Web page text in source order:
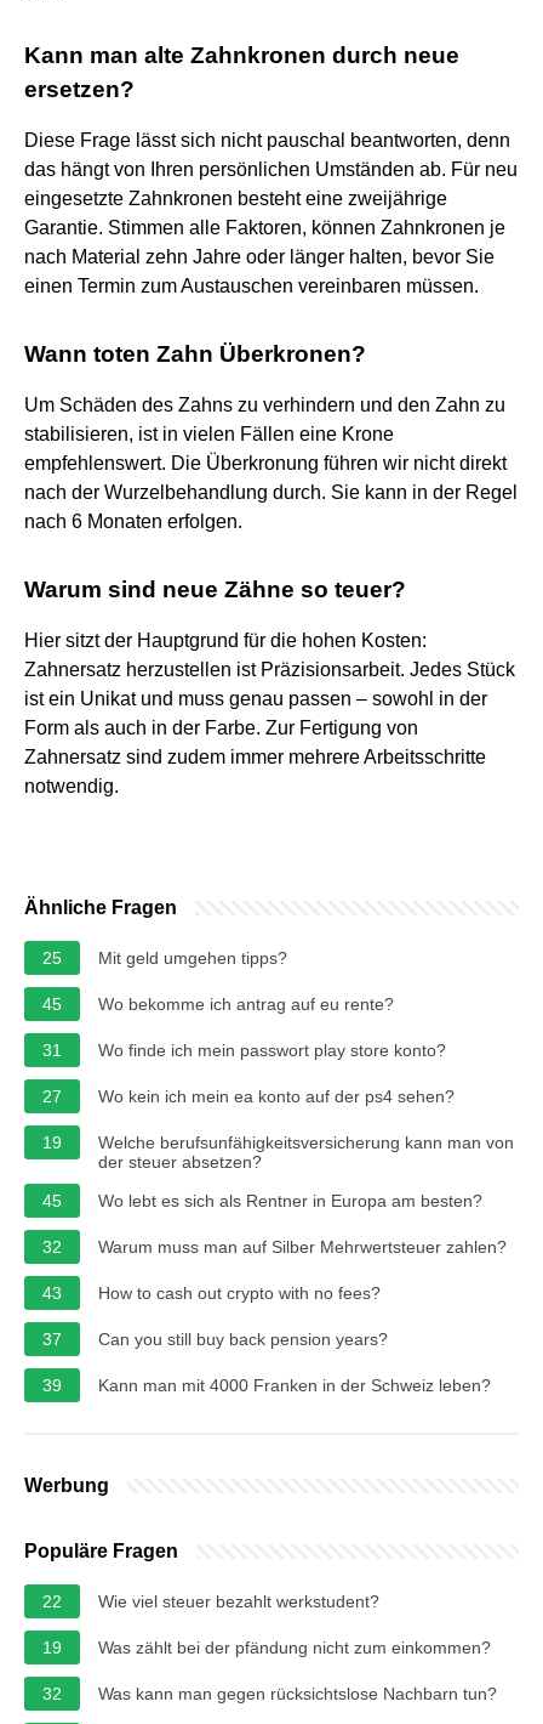
Kann man alte Zahnkronen durch neue
ersetzen?
Diese Frage lässt sich nicht pauschal beantworten, denn
das hängt von Ihren persönlichen Umständen ab. Für neu
eingesetzte Zahnkronen besteht eine zweijährige
Garantie. Stimmen alle Faktoren, können Zahnkronen je
nach Material zehn Jahre oder länger halten, bevor Sie
einen Termin zum Austauschen vereinbaren müssen.
Wann toten Zahn Überkronen?
Um Schäden des Zahns zu verhindern und den Zahn zu
stabilisieren, ist in vielen Fällen eine Krone
empfehlenswert. Die Überkronung führen wir nicht direkt
nach der Wurzelbehandlung durch. Sie kann in der Regel
nach 6 Monaten erfolgen.
Warum sind neue Zähne so teuer?
Hier sitzt der Hauptgrund für die hohen Kosten:
Zahnersatz herzustellen ist Präzisionsarbeit. Jedes Stück
ist ein Unikat und muss genau passen – sowohl in der
Form als auch in der Farbe. Zur Fertigung von
Zahnersatz sind zudem immer mehrere Arbeitsschritte
notwendig.
Ähnliche Fragen
25 Mit geld umgehen tipps?
45 Wo bekomme ich antrag auf eu rente?
31 Wo finde ich mein passwort play store konto?
27 Wo kein ich mein ea konto auf der ps4 sehen?
19
Welche berufsunfähigkeitsversicherung kann man von
der steuer absetzen?
45
Wo lebt es sich als Rentner in Europa am besten?
32 Warum muss man auf Silber Mehrwertsteuer zahlen?
43 How to cash out crypto with no fees?
37 Can you still buy back pension years?
39 Kann man mit 4000 Franken in der Schweiz leben?
Werbung
Populäre Fragen
22 Wie viel steuer bezahlt werkstudent?
19 Was zählt bei der pfändung nicht zum einkommen?
32 Was kann man gegen rücksichtslose Nachbarn tun?